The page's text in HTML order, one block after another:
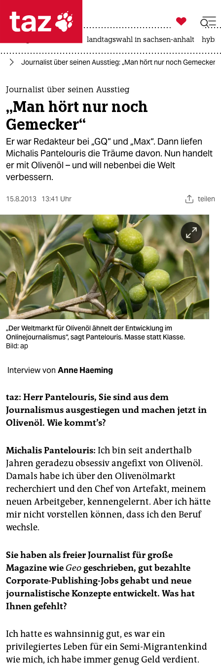
 taz zahl ich
taz zahl ich
themen
politik
öko
gesellschaft
kultur
sport
berlin
nord
wahrheit
verlag
verlag
veranstaltungen
shop
fragen & hilfe
abo
genossenschaft
epaper login

taz zahl ich
landtagswahl in sachsen-anhalt
Journalist über seinen Ausstieg: „Man hört nur noch Gemecker“
Journalist über seinen Ausstieg
„Man hört nur noch
Gemecker“
Er war Redakteur bei „GQ“ und „Max“. Dann liefen
Michalis Pantelouris die Träume davon. Nun handelt
er mit Olivenöl – und will nebenbei die Welt
verbessern.
15.8.2013 13:41 Uhr teilen
„Der Weltmarkt für Olivenöl ähnelt der Entwicklung im
Onlinejournalismus“, sagt Pantelouris. Masse statt Klasse.
Bild: ap
Interview von Anne Haeming
taz: Herr Pantelouris, Sie sind aus dem
Journalismus ausgestiegen und machen jetzt in
Olivenöl. Wie kommt’s?
Michalis Pantelouris: Ich bin seit anderthalb
Jahren geradezu obsessiv angefixt von Olivenöl.
Damals habe ich über den Olivenölmarkt
recherchiert und den Chef von Artefakt, meinem
neuen Arbeitgeber, kennengelernt. Aber ich hätte
mir nicht vorstellen können, dass ich den Beruf
wechsle.
Sie haben als freier Journalist für große
Magazine wieGeogeschrieben, gut bezahlte
Corporate-Publishing-Jobs gehabt und neue
journalistische Konzepte entwickelt. Was hat
Ihnen gefehlt?
Ich hatte es wahnsinnig gut, es war ein
privilegiertes Leben für ein Semi-Migrantenkind
wie mich, ich habe immer genug Geld verdient.